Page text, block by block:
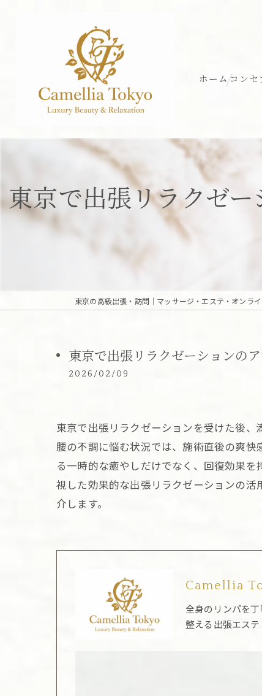
ホーム コンセ
東京で出張リラクゼ
東京で出張リラクゼーションの
2026/02/09
東京で出張リラクゼーションを受けた後
腰の不調に悩む状況では、施術直後の爽
る一時的な癒やしだけでなく、回復効果
視した効果的な出張リラクゼーションの
介します。
Camellia
全身のリンパを
整える出張エステ